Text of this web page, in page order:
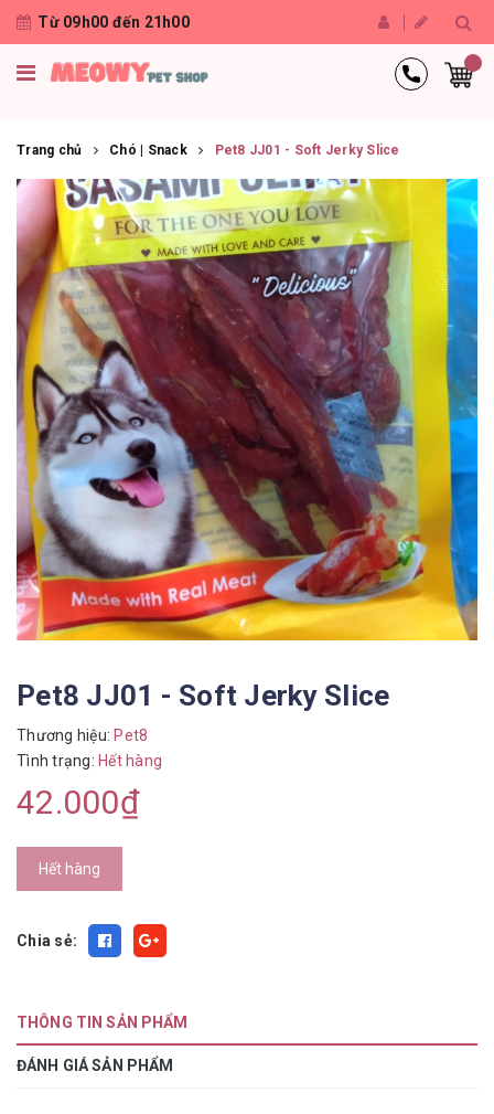
Từ 09h00 đến 21h00
Trang chủ Chó | Snack Pet8 JJ01 - Soft Jerky Slice
Pet8 JJ01 - Soft Jerky Slice
Thương hiệu: Pet8
Tình trạng: Hết hàng
42.000₫
Hết hàng
Chia sẻ:
THÔNG TIN SẢN PHẨM
ĐÁNH GIÁ SẢN PHẨM